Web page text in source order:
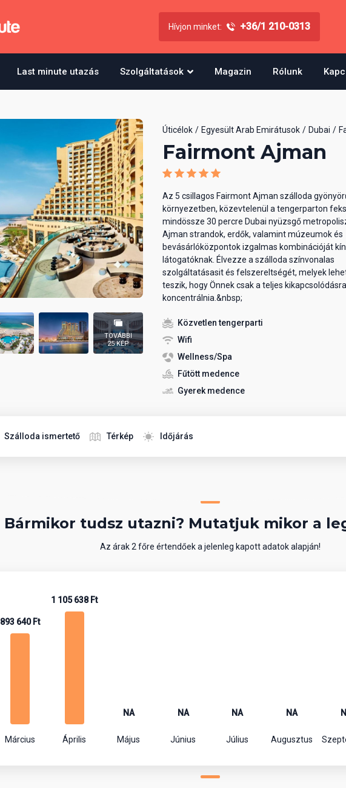
Hívjon minket: +36/1 210-0313
Last minute utazás Szolgáltatások Magazin Rólunk
TOVÁBBI
25 KÉP
Úticélok Egyesült Arab Emirátusok Dubai
Fairmont Ajman
Az 5 csillagos Fairmont Ajman szálloda
környezetben, közevtelenül a tengerparton
mindössze 30 percre Dubai nyüzsgő
Ajman strandok, erdők, valamint múzeumok és
bevásárlóközpontok izgalmas kombinációját
látogatóknak. Élvezze a szálloda színvonalas
szolgáltatásasit és felszereltségét, melyek
teszik, hogy Önnek csak a teljes
koncentrálnia.&nbsp;
Közvetlen tengerparti
Wifi
Wellness/Spa
Fűtött medence
Gyerek medence
Szálloda ismertető Térkép Időjárás
Bármikor tudsz utazni? Mutatjuk mikor a
Az árak 2 főre értendőek a jelenleg kapott adatok alapján!
893 640 Ft
Március
1 105 638 Ft
Április
NA
Május
NA
Június
NA
Július
NA
Augusztus